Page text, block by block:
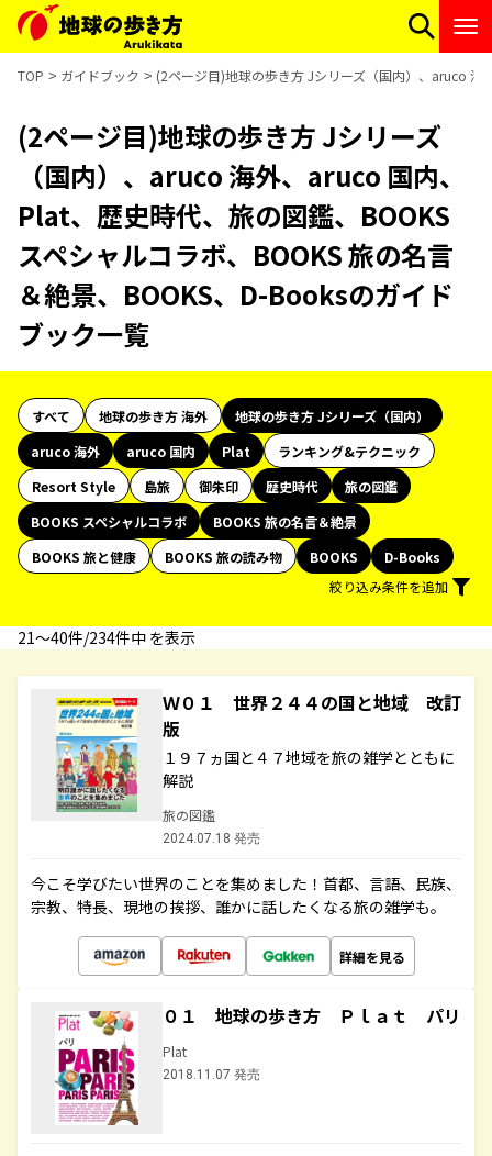
TOP ガイドブック (2ページ目)地球の歩き方 Jシリーズ（国内）、aruco
(2ページ目)地球の歩き方 Jシリーズ
（国内）、aruco 海外、aruco 国内、
Plat、歴史時代、旅の図鑑、BOOKS
スペシャルコラボ、BOOKS 旅の名言
＆絶景、BOOKS、D-Booksのガイド
ブック一覧
すべて 地球の歩き方 海外
地球の歩き方 Jシリーズ（国内）
aruco 海外
aruco 国内 Plat
ランキング&テクニック
Resort Style
島旅 御朱印 歴史時代
旅の図鑑
BOOKS スペシャルコラボ
BOOKS 旅の名言＆絶景
BOOKS 旅と健康
BOOKS 旅の読み物 BOOKS
D-Books
絞り込み条件を追加
21〜40件/234件中 を表示
Ｗ０１ 世界２４４の国と地域 改訂
版
１９７ヵ国と４７地域を旅の雑学とともに
解説
旅の図鑑
2024.07.18 発売
今こそ学びたい世界のことを集めました！首都、言語、民族、
宗教、特長、現地の挨拶、誰かに話したくなる旅の雑学も。
詳細を見る
０１ 地球の歩き方 Ｐｌａｔ パリ
Plat
2018.11.07 発売